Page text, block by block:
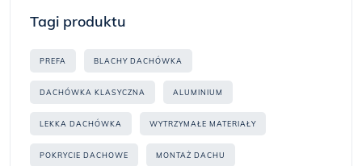
Tagi produktu
PREFA BLACHY DACHÓWKA
DACHÓWKA KLASYCZNA ALUMINIUM
LEKKA DACHÓWKA WYTRZYMAŁE MATERIAŁY
POKRYCIE DACHOWE MONTAŻ DACHU